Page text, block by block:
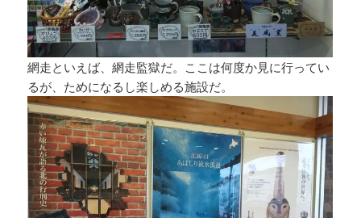
網走といえば、網走監獄だ。ここは何度か見に行ってい
るが、ためになるし楽しめる施設だ。